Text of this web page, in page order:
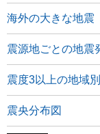
海外の大きな地震
震源地ごとの地震
震度3以上の地域
震央分布図